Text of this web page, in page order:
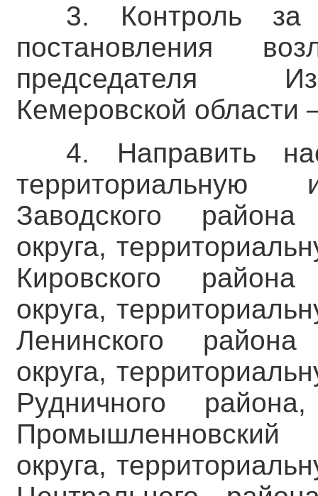
3. Контроль за
постановления
председателя
Кемеровской области
4. Направить
территориальную
Заводского района
округа,
Кировского района
округа,
Ленинского района
округа,
Рудничного
Промышленновский
округа,